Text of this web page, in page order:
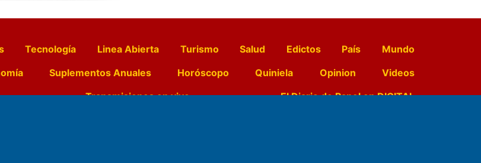
Tecnología Linea Abierta Turismo Salud Edictos País
Mundo
Suplementos Anuales Horóscopo Quiniela Opinion
Videos
Transmisiones en vivo El Diario de Papel en DIGITAL